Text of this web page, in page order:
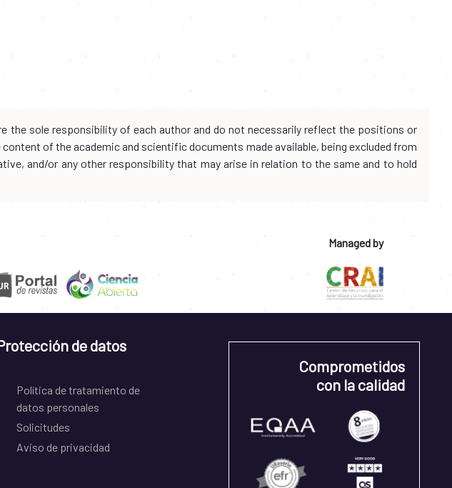
the sole responsibility of each author and do not necessarily reflect the positions or
of the academic and scientific documents made available, being excluded from
and/or any other responsibility that may arise in relation to the same and to hold
Managed by
de datos
Política de tratamiento de
datos personales
Solicitudes
Aviso de privacidad
Comprometidos
con la calidad